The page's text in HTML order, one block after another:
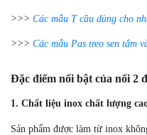
>>> Các mẫu T cầu dùng cho
>>> Các mẫu Pas treo sen tắm
Đặc điểm nổi bật của nối 2
1. Chất liệu inox chất lượng
Sản phẩm được làm từ inox